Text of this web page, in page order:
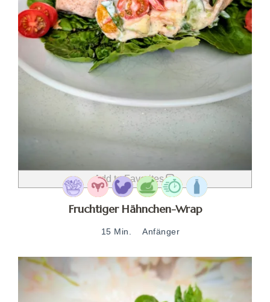
Add to Favorites
Fruchtiger Hähnchen-Wrap
15 Min. Anfänger